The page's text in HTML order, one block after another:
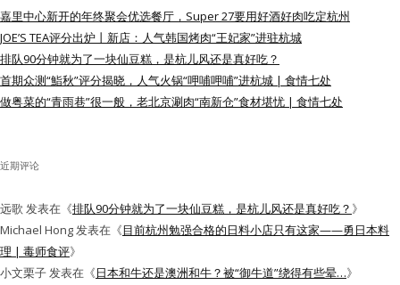
水区
公会活动
私家厨房
嘉里中心新开的年终聚会优选餐厅，Super 27要用好酒好肉吃定杭州
JOE’S TEA评分出炉丨新店：人气韩国烤肉“王妃家”进驻杭城
排队90分钟就为了一块仙豆糕，是杭儿风还是真好吃？
首期众测“鮨秋”评分揭晓，人气火锅“呷哺呷哺”进杭城 | 食情七处
做粤菜的“青雨巷”很一般，老北京涮肉“南新仓”食材堪忧 | 食情七处
近期评论
远歌 发表在《排队90分钟就为了一块仙豆糕，是杭儿风还是真好吃？ 》
Michael Hong发表在《目前杭州勉强合格的日料小店只有这家——勇日本料
理 | 毒师食评》
小文栗子发表在《日本和牛还是澳洲和牛？被“御牛道”绕得有些晕…》